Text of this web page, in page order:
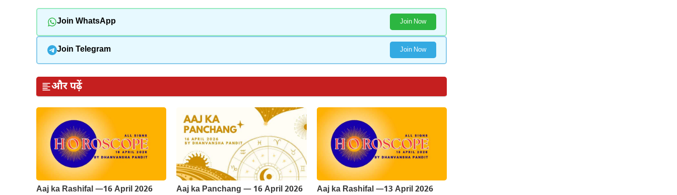
Join WhatsApp Join Now
Join Telegram Join Now
और पढ़ें
Aaj ka Rashifal —16 April 2026 Aaj ka Panchang — 16 April 2026 Aaj ka Rashifal —13 April 2026